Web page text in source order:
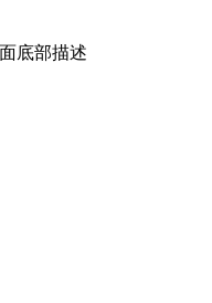
底部描述